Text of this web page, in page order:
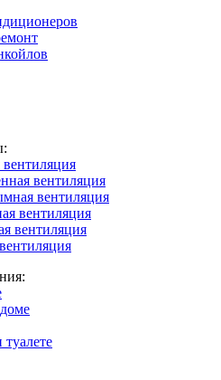
вентиляция
вентиляция
вентиляция
вентиляция